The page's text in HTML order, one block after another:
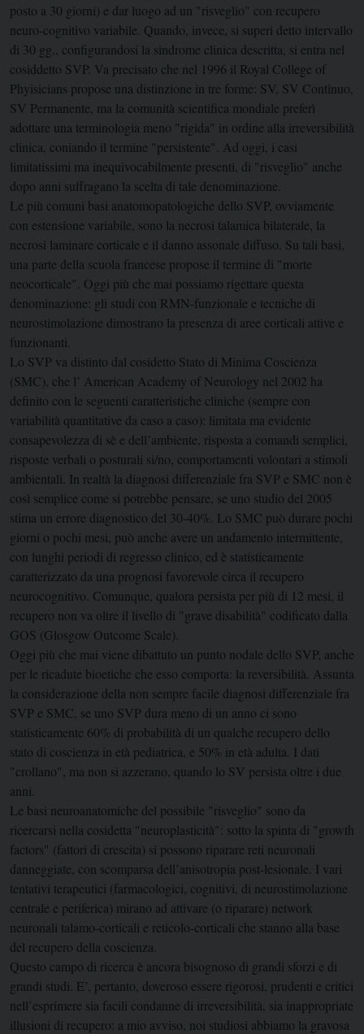
posto a 30 giorni) e dar luogo ad un "risveglio" con recupero
neuro-cognitivo variabile. Quando, invece, si superi detto intervallo
di 30 gg., configurandosi la sindrome clinica descritta, si entra nel
cosiddetto SVP. Va precisato che nel 1996 il Royal College of
Phyisicians propose una distinzione in tre forme: SV, SV Continuo,
SV Permanente, ma la comunità scientifica mondiale preferì
adottare una terminologia meno "rigida" in ordine alla irreversibilità
clinica, coniando il termine "persistente". Ad oggi, i casi
limitatissimi ma inequivocabilmente presenti, di "risveglio" anche
dopo anni suffragano la scelta di tale denominazione.
Le più comuni basi anatomopatologiche dello SVP, ovviamente
con estensione variabile, sono la necrosi talamica bilaterale, la
necrosi laminare corticale e il danno assonale diffuso. Su tali basi,
una parte della scuola francese propose il termine di "morte
neocorticale". Oggi più che mai possiamo rigettare questa
denominazione: gli studi con RMN-funzionale e tecniche di
neurostimolazione dimostrano la presenza di aree corticali attive e
funzionanti.
Lo SVP va distinto dal cosidetto Stato di Minima Coscienza
(SMC), che l’ American Academy of Neurology nel 2002 ha
definito con le seguenti caratteristiche cliniche (sempre con
variabilità quantitative da caso a caso): limitata ma evidente
consapevolezza di sè e dell’ambiente, risposta a comandi semplici,
risposte verbali o posturali si/no, comportamenti volontari a stimoli
ambientali. In realtà la diagnosi differenziale fra SVP e SMC non è
così semplice come si potrebbe pensare, se uno studio del 2005
stima un errore diagnostico del 30-40%. Lo SMC può durare pochi
giorni o pochi mesi, può anche avere un andamento intermittente,
con lunghi periodi di regresso clinico, ed è statisticamente
caratterizzato da una prognosi favorevole circa il recupero
neurocognitivo. Comunque, qualora persista per più di 12 mesi, il
recupero non va oltre il livello di "grave disabilità" codificato dalla
GOS (Glosgow Outcome Scale).
Oggi più che mai viene dibattuto un punto nodale dello SVP, anche
per le ricadute bioetiche che esso comporta: la reversibilità. Assunta
la considerazione della non sempre facile diagnosi differenziale fra
SVP e SMC, se uno SVP dura meno di un anno ci sono
statisticamente 60% di probabilità di un qualche recupero dello
stato di coscienza in età pediatrica, e 50% in età adulta. I dati
"crollano", ma non si azzerano, quando lo SV persista oltre i due
anni.
Le basi neuroanatomiche del possibile "risveglio" sono da
ricercarsi nella cosidetta "neuroplasticità": sotto la spinta di "growth
factors" (fattori di crescita) si possono riparare reti neuronali
danneggiate, con scomparsa dell’anisotropia post-lesionale. I vari
tentativi terapeutici (farmacologici, cognitivi, di neurostimolazione
centrale e periferica) mirano ad attivare (o riparare) network
neuronali talamo-corticali e reticolo-corticali che stanno alla base
del recupero della coscienza.
Questo campo di ricerca è ancora bisognoso di grandi sforzi e di
grandi studi. E’, pertanto, doveroso essere rigorosi, prudenti e critici
nell’esprimere sia facili condanne di irreversibilità, sia inappropriate
illusioni di recupero: a mio avviso, noi studiosi abbiamo la gravosa